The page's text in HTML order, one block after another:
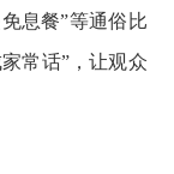
息餐”等通俗比
常话”，让观众